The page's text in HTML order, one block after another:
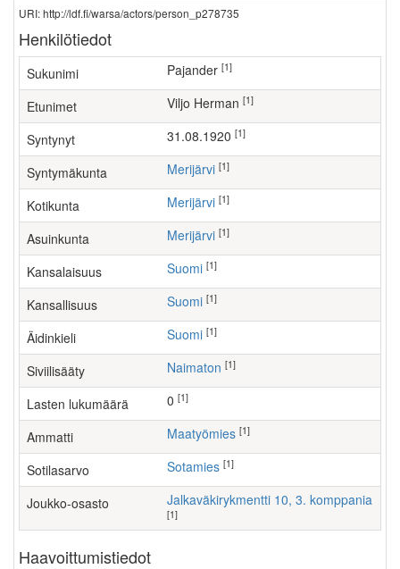
URI: http://ldf.fi/warsa/actors/person_p278735
Henkilötiedot
Sukunimi Pajander [1]
Etunimet Viljo Herman [1]
Syntynyt 31.08.1920 [1]
Syntymäkunta Merijärvi [1]
Kotikunta Merijärvi [1]
Asuinkunta Merijärvi [1]
Kansalaisuus Suomi [1]
Kansallisuus Suomi [1]
Äidinkieli Suomi [1]
Siviilisääty Naimaton [1]
Lasten lukumäärä [1]
Ammatti maatyömies [1]
Sotilasarvo Sotamies [1]
Joukko-osasto Jalkaväkirykmentti 10, 3. komppania
[1]
Haavoittumistiedot